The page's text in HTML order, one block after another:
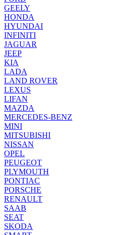
GEELY
HONDA
HYUNDAI
INFINITI
JAGUAR
JEEP
KIA
LADA
LAND ROVER
LEXUS
LIFAN
MAZDA
MERCEDES-BENZ
MINI
MITSUBISHI
NISSAN
OPEL
PEUGEOT
PLYMOUTH
PONTIAC
PORSCHE
RENAULT
SAAB
SEAT
SKODA